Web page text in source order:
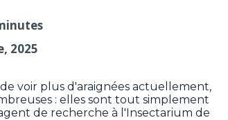
2025
voir plus d'araignées actuellement,
: elles sont tout simplement
de recherche à l'Insectarium de